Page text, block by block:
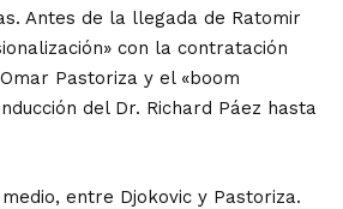
Antes de la llegada de Ratomir
con la contratación
Pastoriza y el «boom
del Dr. Richard Páez hasta
entre Djokovic y Pastoriza.